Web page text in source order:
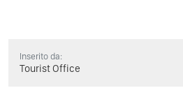
Inserito da:
Tourist Office